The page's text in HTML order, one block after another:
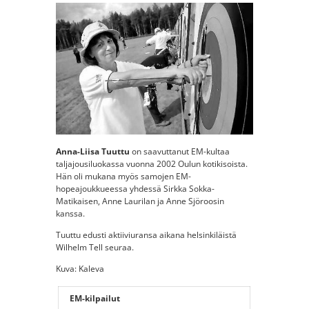
Anna-Liisa Tuuttu on saavuttanut EM-kultaa
taljajousiluokassa vuonna 2002 Oulun kotikisoista.
Hän oli mukana myös samojen EM-
hopeajoukkueessa yhdessä Sirkka Sokka-
Matikaisen, Anne Laurilan ja Anne Sjöroosin
kanssa.
Tuuttu edusti aktiiviuransa aikana helsinkiläistä
Wilhelm Tell seuraa.
Kuva: Kaleva
EM-kilpailut